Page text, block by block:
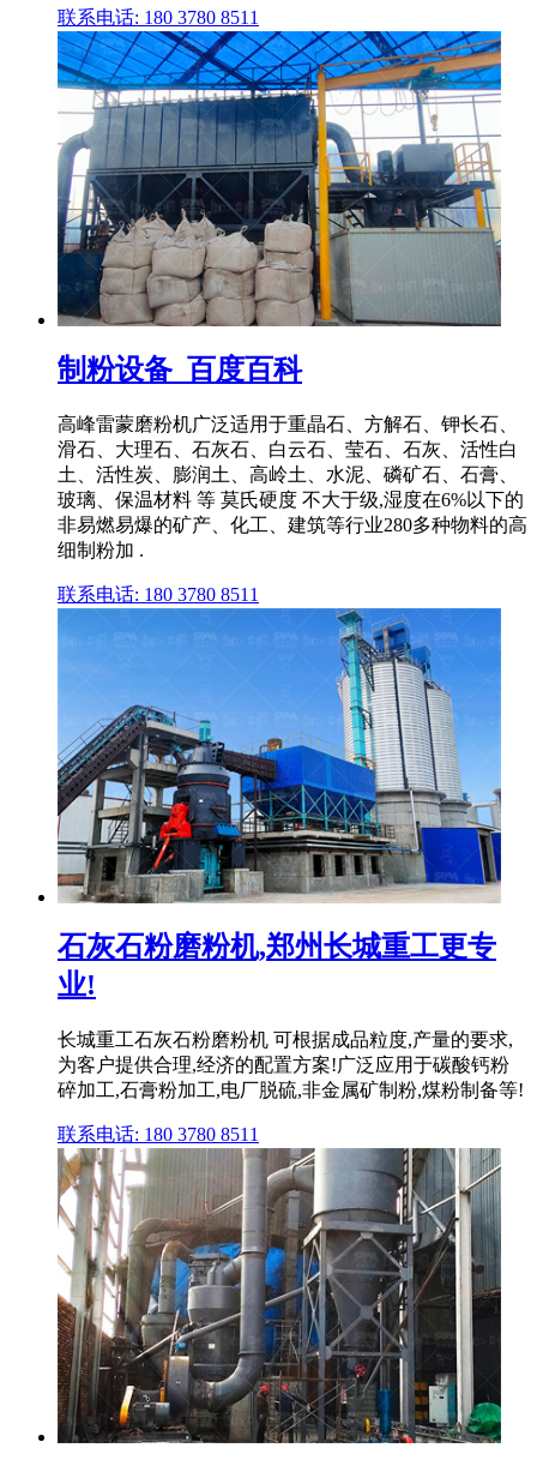
联系电话: 180 3780 8511
制粉设备_百度百科
高峰雷蒙磨粉机广泛适用于重晶石、方解石、钾长石、
滑石、大理石、石灰石、白云石、莹石、石灰、活性白
土、活性炭、膨润土、高岭土、水泥、磷矿石、石膏、
玻璃、保温材料 等 莫氏硬度 不大于级,湿度在6%以下的
非易燃易爆的矿产、化工、建筑等行业280多种物料的高
细制粉加 .
联系电话: 180 3780 8511
石灰石粉磨粉机,郑州长城重工更专
业!
长城重工石灰石粉磨粉机 可根据成品粒度,产量的要求,
为客户提供合理,经济的配置方案!广泛应用于碳酸钙粉
碎加工,石膏粉加工,电厂脱硫,非金属矿制粉,煤粉制备等!
联系电话: 180 3780 8511